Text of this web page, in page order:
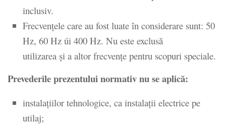
inclusiv.
Frecvențele care au fost luate în considerare sunt: 50
Hz, 60 Hz úi 400 Hz. Nu este exclusă
utilizarea și a altor frecvențe pentru scopuri speciale.
Prevederile prezentului normativ nu se aplică:
instalațiilor tehnologice, ca instalații electrice pe
utilaj;